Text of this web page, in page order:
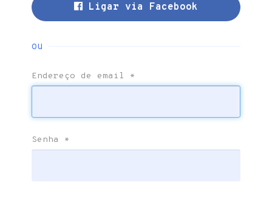
Ligar via Facebook
ou
Endereço de email *
Senha *